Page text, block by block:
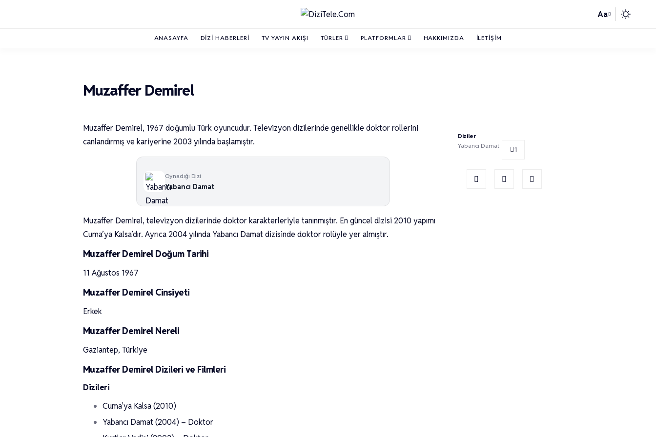
Aa
ANASAYFA DIZI HABERLERI TV YAYIN AKIŞI TÜRLER PLATFORMLAR HAKKIMIZDA İLETIŞIM
Muzaffer Demirel
Muzaffer Demirel, 1967 doğumlu Türk oyuncudur. Televizyon dizilerinde genellikle doktor rollerini
canlandırmış ve kariyerine 2003 yılında başlamıştır.
Oynadığı Dizi
Yabancı Damat
Muzaffer Demirel, televizyon dizilerinde doktor karakterleriyle tanınmıştır. En güncel dizisi 2010 yapımı
Cuma’ya Kalsa’dır. Ayrıca 2004 yılında Yabancı Damat dizisinde doktor rolüyle yer almıştır.
Muzaffer Demirel Doğum Tarihi
11 Ağustos 1967
Muzaffer Demirel Cinsiyeti
Erkek
Muzaffer Demirel Nereli
Gaziantep, Türkiye
Muzaffer Demirel Dizileri ve Filmleri
Dizileri
Cuma’ya Kalsa (2010)
Yabancı Damat (2004) – Doktor
Diziler
Yabancı Damat
1